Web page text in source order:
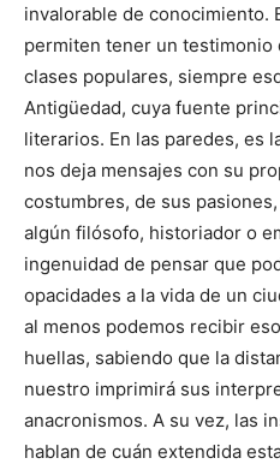
invalorable de conocimiento.
permiten tener un testimonio
clases populares, siempre
Antigüedad, cuya fuente
literarios. En las paredes, es
nos deja mensajes con su
costumbres, de sus
algún filósofo, historiador o
ingenuidad de pensar que
opacidades a la vida de un
al menos podemos recibir
huellas, sabiendo que la
nuestro imprimirá sus
anacronismos. A su vez, las
hablan de cuán extendida